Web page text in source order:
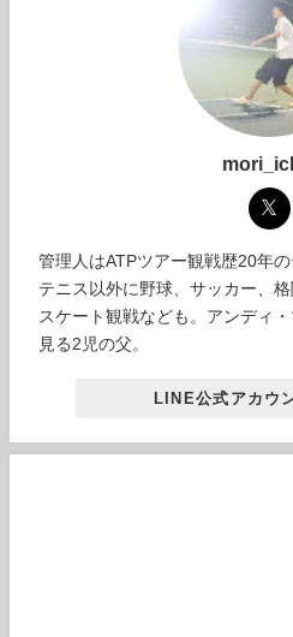
管理人はATPツアー観戦歴20年の
テニス以外に野球、サッカー、
スケート観戦なども。アンディ
見る2児の父。
LINE公式アカウ